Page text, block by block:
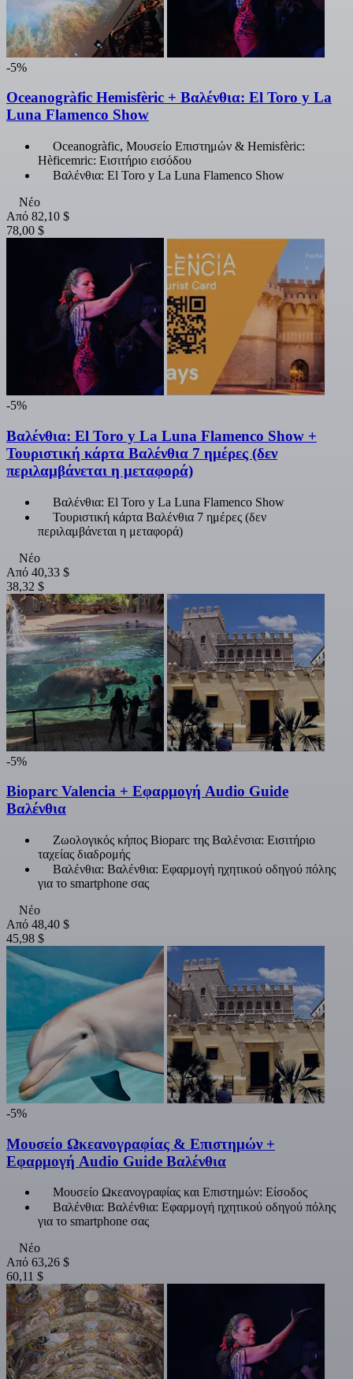
-5%
Oceanogràfic Hemisfèric + Βαλένθια: El Toro y La
Luna Flamenco Show
Oceanogràfic, Μουσείο Επιστημών & Hemisfèric:
Hèficemric: Εισιτήριο εισόδου
Βαλένθια: El Toro y La Luna Flamenco Show
Νέο
Από 82,10 $
78,00 $
-5%
Βαλένθια: El Toro y La Luna Flamenco Show +
Τουριστική κάρτα Βαλένθια 7 ημέρες (δεν
περιλαμβάνεται η μεταφορά)
Βαλένθια: El Toro y La Luna Flamenco Show
Τουριστική κάρτα Βαλένθια 7 ημέρες (δεν
περιλαμβάνεται η μεταφορά)
Νέο
Από 40,33 $
38,32 $
-5%
Bioparc Valencia + Εφαρμογή Audio Guide
Βαλένθια
Ζωολογικός κήπος Bioparc της Βαλένσια: Εισιτήριο
ταχείας διαδρομής
Βαλένθια: Βαλένθια: Εφαρμογή ηχητικού οδηγού πόλης
για το smartphone σας
Νέο
Από 48,40 $
45,98 $
-5%
Μουσείο Ωκεανογραφίας & Επιστημών +
Εφαρμογή Audio Guide Βαλένθια
Μουσείο Ωκεανογραφίας και Επιστημών: Είσοδος
Βαλένθια: Βαλένθια: Εφαρμογή ηχητικού οδηγού πόλης
για το smartphone σας
Νέο
Από 63,26 $
60,11 $